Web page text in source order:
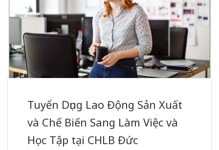
Tuyển Dụng Lao Động Sản Xuất
và Chế Biến Sang Làm Việc và
Học Tập tại CHLB Đức